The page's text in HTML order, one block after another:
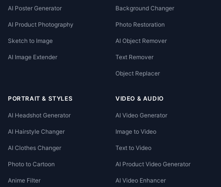
AI Poster Generator
AI Product Photography
Sketch to Image
AI Image Extender
Background Changer
Photo Restoration
AI Object Remover
Text Remover
Object Replacer
PORTRAIT & STYLES
AI Headshot Generator
AI Hairstyle Changer
AI Clothes Changer
Photo to Cartoon
Anime Filter
VIDEO & AUDIO
AI Video Generator
Image to Video
Text to Video
AI Product Video Generator
AI Video Enhancer